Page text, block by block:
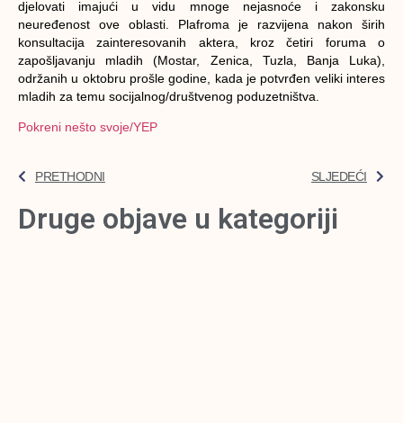
djelovati imajući u vidu mnoge nejasnoće i zakonsku
neuređenost ove oblasti. Plafroma je razvijena nakon širih
konsultacija zainteresovanih aktera, kroz četiri foruma o
zapošljavanju mladih (Mostar, Zenica, Tuzla, Banja Luka),
održanih u oktobru prošle godine, kada je potvrđen veliki interes
mladih za temu socijalnog/društvenog poduzetništva.
Pokreni nešto svoje/YEP
PRETHODNI SLJEDEĆI
Druge objave u kategoriji